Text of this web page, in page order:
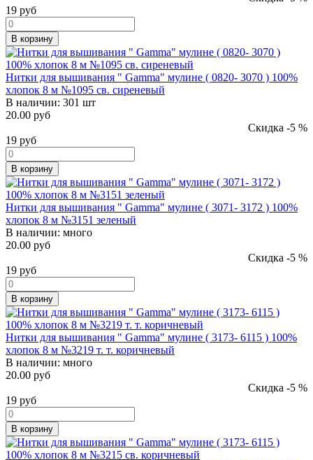
19 руб
В корзину
Нитки для вышивания " Gamma" мулине ( 0820- 3070 ) 100%
хлопок 8 м №1095 св. сиреневый
В наличии: 301 шт
20.00 руб
Скидка -5 %
19 руб
В корзину
Нитки для вышивания " Gamma" мулине ( 3071- 3172 ) 100%
хлопок 8 м №3151 зеленый
В наличии: много
20.00 руб
Скидка -5 %
19 руб
В корзину
Нитки для вышивания " Gamma" мулине ( 3173- 6115 ) 100%
хлопок 8 м №3219 т. т. коричневый
В наличии: много
20.00 руб
Скидка -5 %
19 руб
В корзину